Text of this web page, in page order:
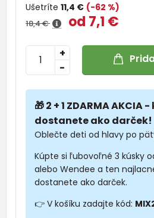
Ušetríte 11,4 € (-62 %)
18,4 € od 7,1 €
-
+
🎁 2 + 1 ZDARMA
dostanete ako darček!
Oblečte deti od hlavy po
Kúpte si ľubovoľné 3 kúsky
alebo Wendee a ten
dostanete ako darček.
👉 V košíku zadajte kód: